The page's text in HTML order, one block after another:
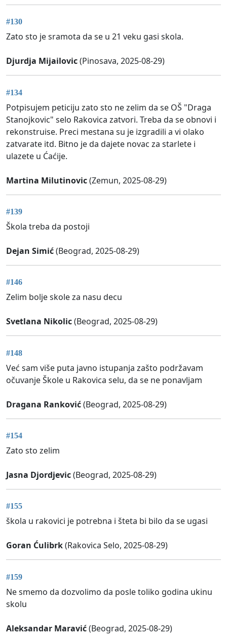
#130
Zato sto je sramota da se u 21 veku gasi skola.
Djurdja Mijailovic(Pinosava, 2025-08-29)
#134
Potpisujem peticiju zato sto ne zelim da se OŠ "Draga
Stanojkovic" selo Rakovica zatvori. Treba da se obnovi i
rekonstruise. Preci mestana su je izgradili a vi olako
zatvarate itd. Bitno je da dajete novac za starlete i
ulazete u Ćaćije.
Martina Milutinovic(Zemun, 2025-08-29)
#139
Škola treba da postoji
Dejan Simić(Beograd, 2025-08-29)
#146
Zelim bolje skole za nasu decu
Svetlana Nikolic(Beograd, 2025-08-29)
#148
Već sam više puta javno istupanja zašto podržavam
očuvanje Škole u Rakovica selu, da se ne ponavljam
Dragana Ranković(Beograd, 2025-08-29)
#154
Zato sto zelim
Jasna Djordjevic(Beograd, 2025-08-29)
#155
škola u rakovici je potrebna i šteta bi bilo da se ugasi
Goran Ćulibrk(Rakovica Selo, 2025-08-29)
#159
Ne smemo da dozvolimo da posle toliko godina ukinu
skolu
Aleksandar Maravić(Beograd, 2025-08-29)